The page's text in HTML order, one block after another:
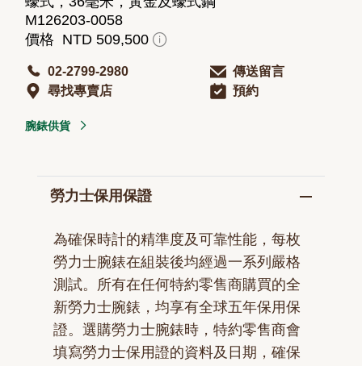
M126203-0058
價格 NTD 509,500
02-2799-2980
傳送留言
尋找專賣店
預約
腕錶供貨
勞力士保用保證
為確保時計的精準度及可靠性能，每枚
勞力士腕錶在組裝後均經過一系列嚴格
測試。所有在任何特約零售商購買的全
新勞力士腕錶，均享有全球五年保用保
證。選購勞力士腕錶時，特約零售商會
填寫勞力士保用證的資料及日期，確保